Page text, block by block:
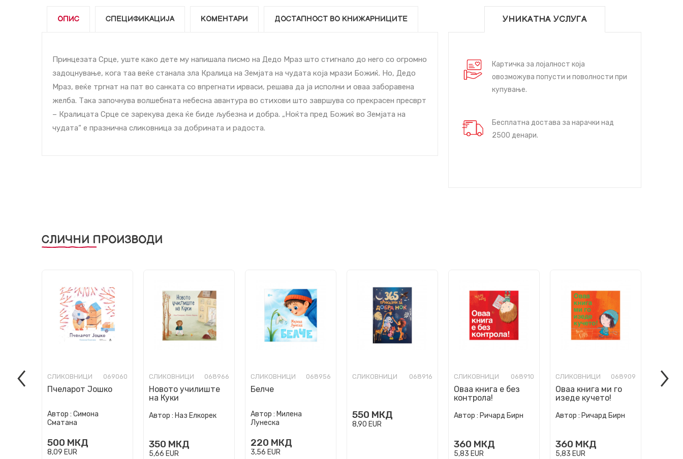
ОПИС СПЕЦИФИКАЦИЈА КОМЕНТАРИ ДОСТАПНОСТ ВО КНИЖАРНИЦИТЕ
Принцезата Срце, уште како дете му напишала писмо на Дедо Мраз што стигнало до него со огромно
задоцнување, кога таа веќе станала зла Кралица на Земјата на чудата која мрази Божиќ. Но, Дедо
Мраз, веќе тргнат на пат во санката со впрегнати ирваси, решава да ја исполни и оваа заборавена
желба. Така започнува волшебната небесна авантура во стихови што завршува со прекрасен пресврт
– Кралицата Срце се зарекува дека ќе биде љубезна и добра. „Ноќта пред Божиќ во Земјата на
чудата“ е празнична сликовница за добрината и радоста.
УНИКАТНА УСЛУГА
Картичка за лојалност која
овозможува попусти и поволности при
купување.
Бесплатна достава за нарачки над
2500 денари.
СЛИЧНИ ПРОИЗВОДИ
СЛИКОВНИЦИ 069060
Пчеларот Јошко
Автор : Симона
Сматана
500 МКД
8,09 EUR
СЛИКОВНИЦИ 068966
Новото училиште
на Куки
Автор : Наз Елкорек
350 МКД
5,66 EUR
СЛИКОВНИЦИ 068956
Белче
Автор : Милена
Лунеска
220 МКД
3,56 EUR
СЛИКОВНИЦИ 068916
550 МКД
8,90 EUR
СЛИКОВНИЦИ 068910
Оваа книга е без
контрола!
Автор : Ричард Бирн
360 МКД
5,83 EUR
СЛИКОВНИЦИ 068909
Оваа книга ми го
изеде кучето!
Автор : Ричард Бирн
360 МКД
5,83 EUR
Ние